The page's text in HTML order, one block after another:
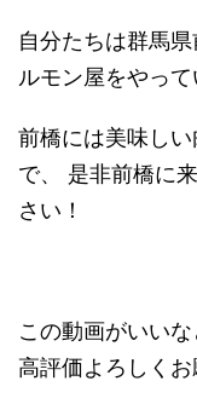
自分たちは群馬
ルモン屋をやって
前橋には美味し
で、 是非前橋に
さい！
この動画がいい
高評価よろしくお